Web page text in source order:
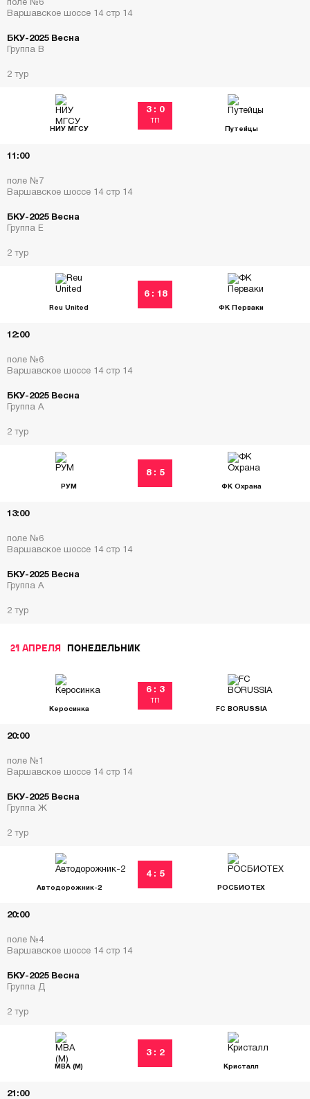
поле №6
Варшавское шоссе 14 стр 14
2 тур
БКУ-2025 Весна
Группа В
11:00
поле №7
Варшавское шоссе 14 стр 14
2 тур
НИУ МГСУ
3 : 0
Путейцы
БКУ-2025 Весна
Группа Е
12:00
поле №6
Варшавское шоссе 14 стр 14
2 тур
Reu United
6 : 18
ФК Перваки
БКУ-2025 Весна
Группа А
13:00
поле №6
Варшавское шоссе 14 стр 14
2 тур
РУМ
8 : 5
ФК Охрана
БКУ-2025 Весна
Группа А
21 АПРЕЛЯ ПОНЕДЕЛЬНИК
20:00
поле №1
Варшавское шоссе 14 стр 14
2 тур
Керосинка
6 : 3
FC BORUSSIA
БКУ-2025 Весна
Группа Ж
20:00
поле №4
Варшавское шоссе 14 стр 14
2 тур
Автодорожник-2
4 : 5
РОСБИОТЕХ
БКУ-2025 Весна
Группа Д
21:00
МВА (М)
3 : 2
Кристалл